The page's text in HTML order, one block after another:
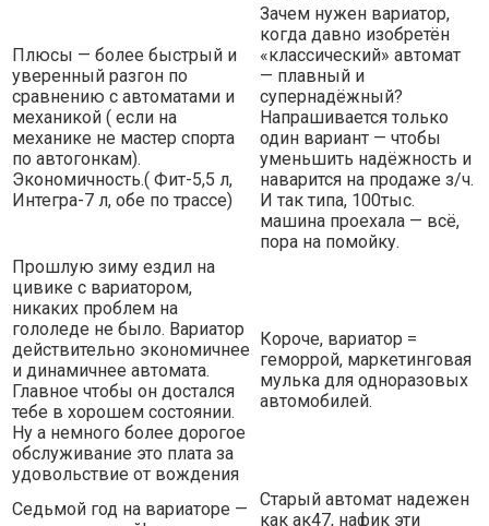
Плюсы — более быстрый и
уверенный разгон по
сравнению с автоматами и
механикой ( если на
механике не мастер спорта
по автогонкам).
Экономичность.( Фит-5,5 л,
Интегра-7 л, обе по трассе)
Зачем нужен вариатор,
когда давно изобретён
«классический» автомат
— плавный и
супернадёжный?
Напрашивается только
один вариант — чтобы
уменьшить надёжность и
наварится на продаже з/ч.
И так типа, 100тыс.
машина проехала — всё,
пора на помойку.
Прошлую зиму ездил на
цивике с вариатором,
никаких проблем на
гололеде не было. Вариатор
действительно экономичнее
и динамичнее автомата.
Главное чтобы он достался
тебе в хорошем состоянии.
Ну а немного более дорогое
обслуживание это плата за
удовольствие от вождения
Короче, вариатор =
геморрой, маркетинговая
мулька для одноразовых
автомобилей.
Седьмой год на вариаторе —
Старый автомат надежен
как ак47, нафик эти